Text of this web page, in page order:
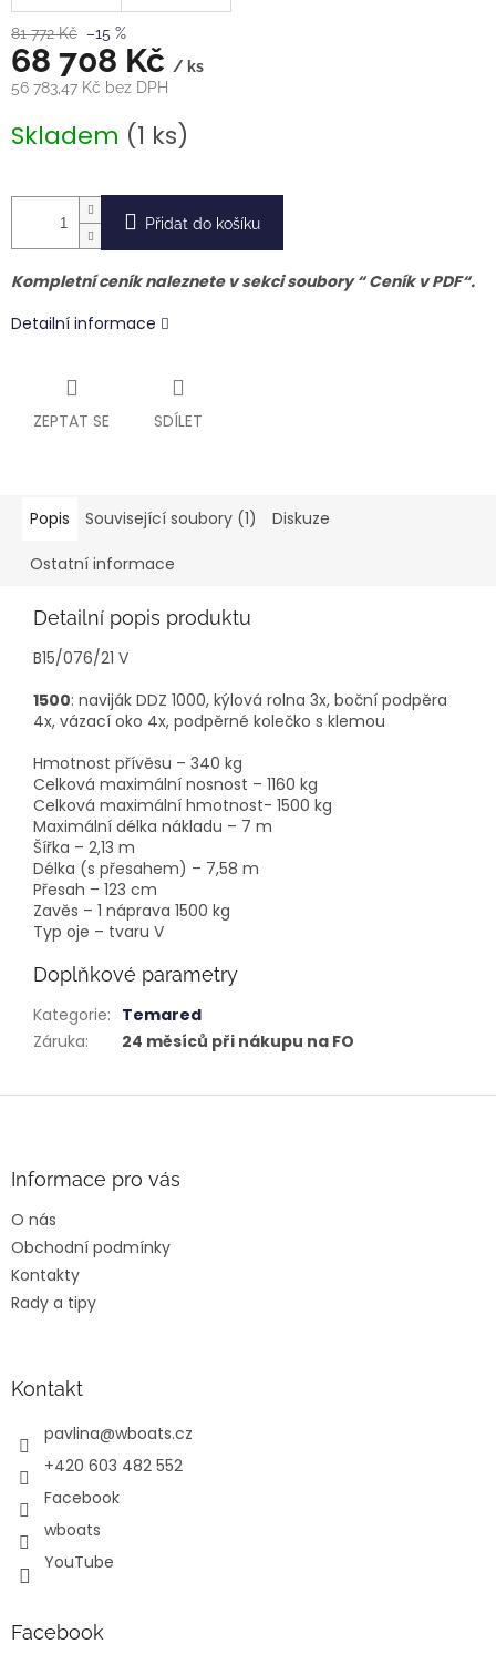
81 772 Kč –15 %
68 708 Kč / ks
56 783,47 Kč bez DPH
cena:
Skladem (1 ks)
Přidat do košíku
Kompletní ceník naleznete v sekci soubory “ Ceník v PDF“.
Detailní informace
ZEPTAT SE SDÍLET
Popis Související soubory (1) Diskuze
Ostatní informace
Detailní popis produktu
B15/076/21 V
1500: naviják DDZ 1000, kýlová rolna 3x, boční podpěra
4x, vázací oko 4x, podpěrné kolečko s klemou
Hmotnost přívěsu – 340 kg
Celková maximální nosnost – 1160 kg
Celková maximální hmotnost- 1500 kg
Maximální délka nákladu – 7 m
Šířka – 2,13 m
Délka (s přesahem) – 7,58 m
Přesah – 123 cm
Zavěs – 1 náprava 1500 kg
Typ oje – tvaru V
Doplňkové parametry
Kategorie: Temared
Záruka: 24 měsíců při nákupu na FO
Informace pro vás
O nás
Obchodní podmínky
Kontakty
Rady a tipy
Kontakt
pavlina@wboats.cz
+420 603 482 552
Facebook
wboats
YouTube
Facebook